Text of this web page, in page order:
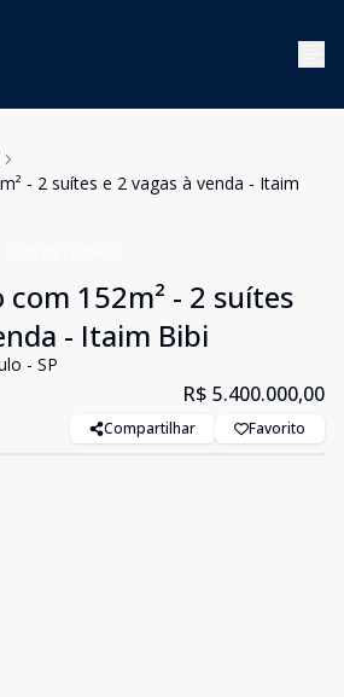
- 2 suítes e 2 vagas à venda - Itaim
152m² - 2 suítes
- Itaim Bibi
- SP
R$ 5.400.000,00
Compartilhar Favorito